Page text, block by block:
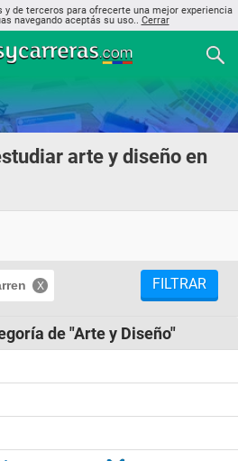
de terceros para ofrecerte una mejor experiencia
navegando aceptás su uso.. Cerrar
arte y diseño en
FILTRAR
de "Arte y Diseño"